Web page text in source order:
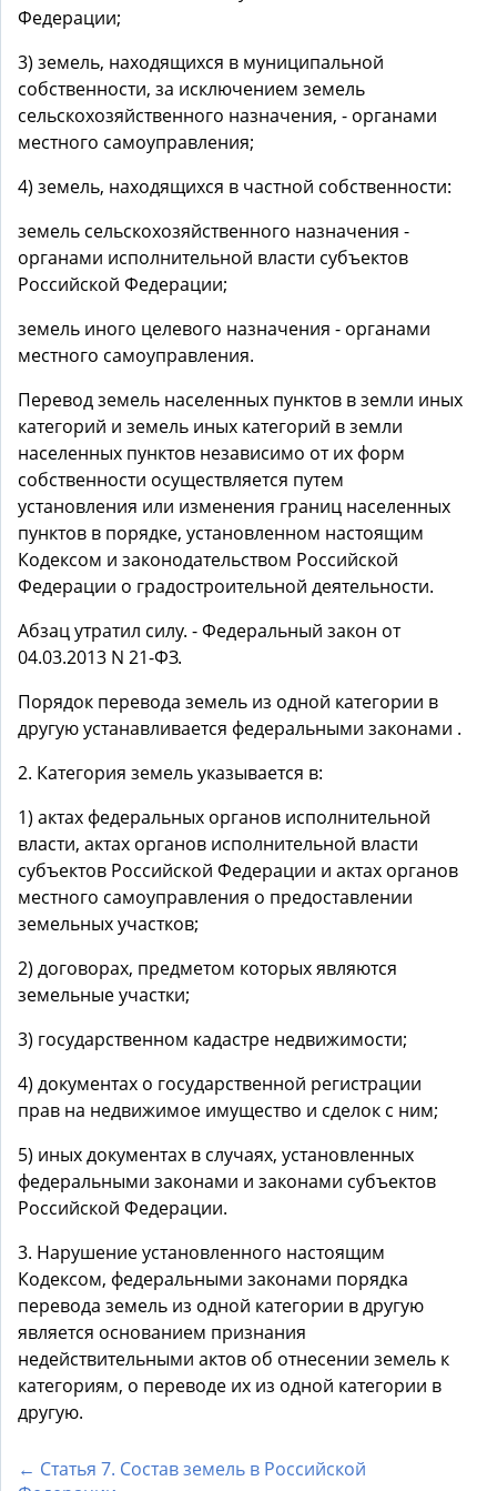
Федерации;
3) земель, находящихся в муниципальной
собственности, за исключением земель
сельскохозяйственного назначения, - органами
местного самоуправления;
4) земель, находящихся в частной собственности:
земель сельскохозяйственного назначения -
органами исполнительной власти субъектов
Российской Федерации;
земель иного целевого назначения - органами
местного самоуправления.
Перевод земель населенных пунктов в земли иных
категорий и земель иных категорий в земли
населенных пунктов независимо от их форм
собственности осуществляется путем
установления или изменения границ населенных
пунктов в порядке, установленном настоящим
Кодексом и законодательством Российской
Федерации о градостроительной деятельности.
Абзац утратил силу. - Федеральный закон от
04.03.2013 N 21-ФЗ.
Порядок перевода земель из одной категории в
другую устанавливается федеральными законами .
2. Категория земель указывается в:
1) актах федеральных органов исполнительной
власти, актах органов исполнительной власти
субъектов Российской Федерации и актах органов
местного самоуправления о предоставлении
земельных участков;
2) договорах, предметом которых являются
земельные участки;
3) государственном кадастре недвижимости;
4) документах о государственной регистрации
прав на недвижимое имущество и сделок с ним;
5) иных документах в случаях, установленных
федеральными законами и законами субъектов
Российской Федерации.
3. Нарушение установленного настоящим
Кодексом, федеральными законами порядка
перевода земель из одной категории в другую
является основанием признания
недействительными актов об отнесении земель к
категориям, о переводе их из одной категории в
другую.
← Статья 7. Состав земель в Российской